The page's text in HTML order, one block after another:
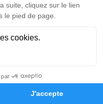
Hommages
Je rends hommage
de Le Havre